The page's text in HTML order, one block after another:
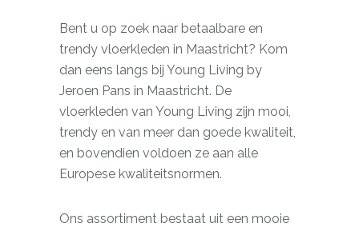
Bent u op zoek naar betaalbare en
trendy vloerkleden in Maastricht? Kom
dan eens langs bij Young Living by
Jeroen Pans in Maastricht. De
vloerkleden van Young Living zijn mooi,
trendy en van meer dan goede kwaliteit,
en bovendien voldoen ze aan alle
Europese kwaliteitsnormen.
Ons assortiment bestaat uit een mooie